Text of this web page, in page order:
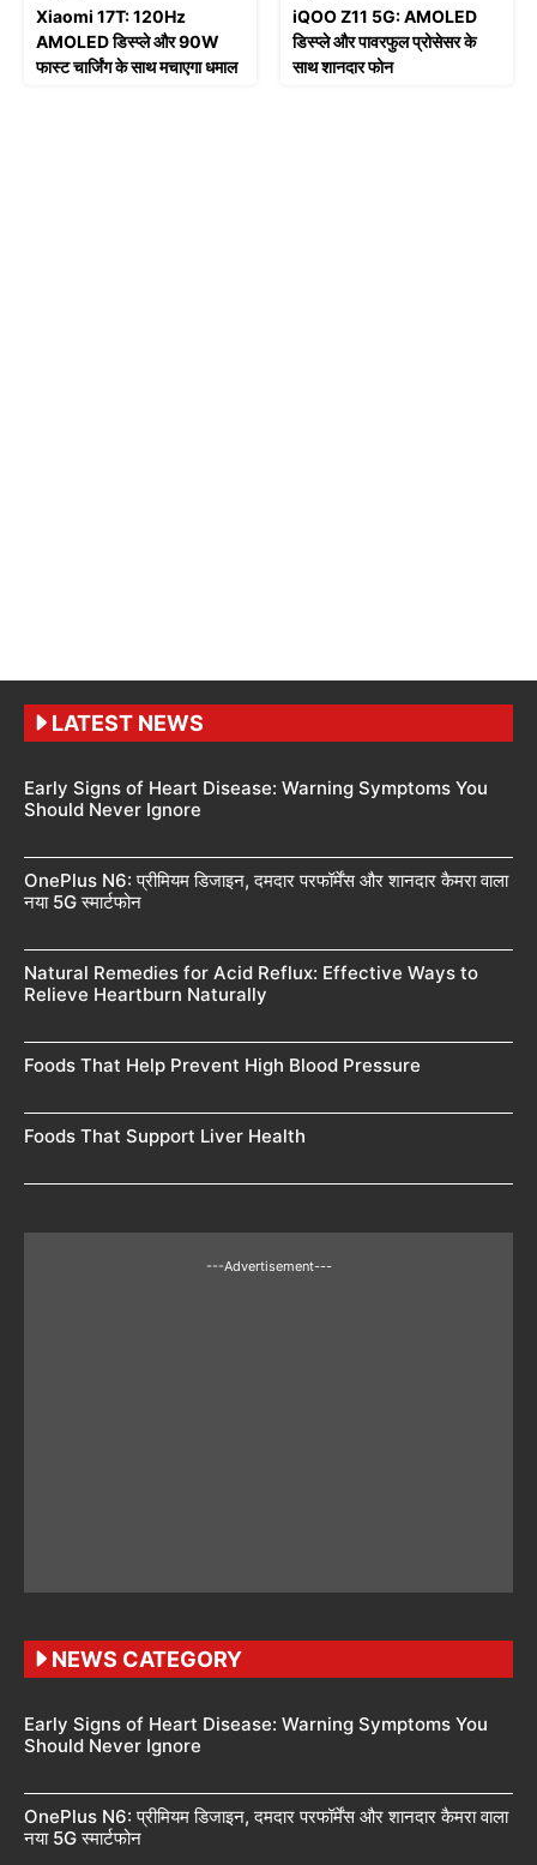
Xiaomi 17T: 120Hz
AMOLED डिस्प्ले और 90W
फास्ट चार्जिंग के साथ मचाएगा धमाल
iQOO Z11 5G: AMOLED
डिस्प्ले और पावरफुल प्रोसेसर के
साथ शानदार फोन
LATEST NEWS
Early Signs of Heart Disease: Warning Symptoms You
Should Never Ignore
OnePlus N6: प्रीमियम डिजाइन, दमदार परफॉर्मेंस और शानदार कैमरा वाला
नया 5G स्मार्टफोन
Natural Remedies for Acid Reflux: Effective Ways to
Relieve Heartburn Naturally
Foods That Help Prevent High Blood Pressure
Foods That Support Liver Health
---Advertisement---
NEWS CATEGORY
Early Signs of Heart Disease: Warning Symptoms You
Should Never Ignore
OnePlus N6: प्रीमियम डिजाइन, दमदार परफॉर्मेंस और शानदार कैमरा वाला
नया 5G स्मार्टफोन